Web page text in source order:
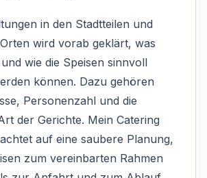
in den Stadtteilen und
wird vorab geklärt, was
wie die Speisen sinnvoll
können. Dazu gehören
Personenzahl und die
der Gerichte. Mein Catering
auf eine saubere Planung,
zum vereinbarten Rahmen